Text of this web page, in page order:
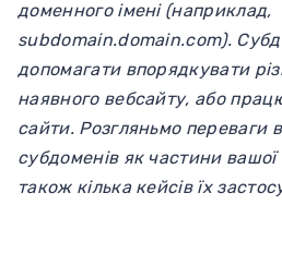
доменного імені (наприклад,
subdomain.domain.com).
допомагати впорядкувати
наявного вебсайту, або
сайти. Розгляньмо переваги
субдоменів як частини вашої
також кілька кейсів їх